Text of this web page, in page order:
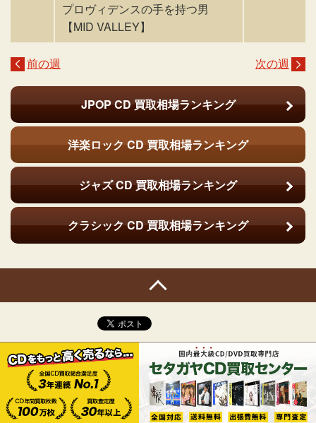
プロヴィデンスの手を持つ男
【MID VALLEY】
前の週 次の週
JPOP CD買取相場ランキング
洋楽ロック CD 買取相場ランキング
ジャズ CD買取相場ランキング
クラシック CD買取相場ランキング